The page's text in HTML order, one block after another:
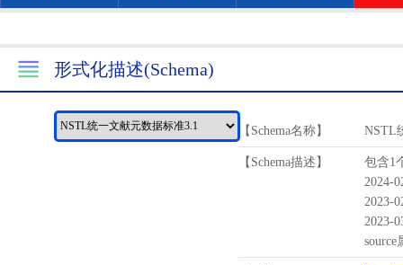
形式化描述(Schema)
【Schema名称】 NSTL
【Schema描述】
包含1
2024-
2023-
2023-
source